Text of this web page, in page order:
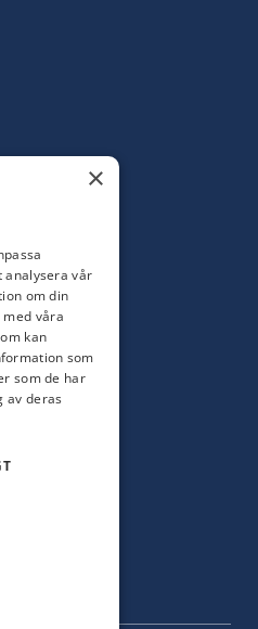
×
analysera vår
om din
våra
kan
som
som de har
av deras